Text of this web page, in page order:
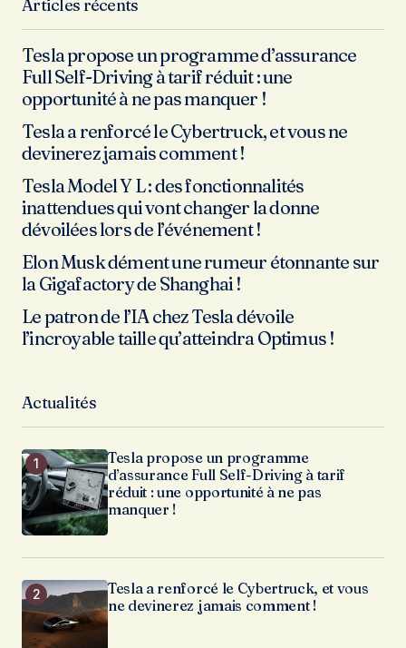
Articles récents
Tesla propose un programme d’assurance
Full Self-Driving à tarif réduit : une
opportunité à ne pas manquer !
Tesla a renforcé le Cybertruck, et vous ne
devinerez jamais comment !
Tesla Model Y L : des fonctionnalités
inattendues qui vont changer la donne
dévoilées lors de l’événement !
Elon Musk dément une rumeur étonnante sur
la Gigafactory de Shanghai !
Le patron de l’IA chez Tesla dévoile
l’incroyable taille qu’atteindra Optimus !
Actualités
Tesla propose un programme
d’assurance Full Self-Driving à tarif
réduit : une opportunité à ne pas
manquer !
Tesla a renforcé le Cybertruck, et vous
ne devinerez jamais comment !